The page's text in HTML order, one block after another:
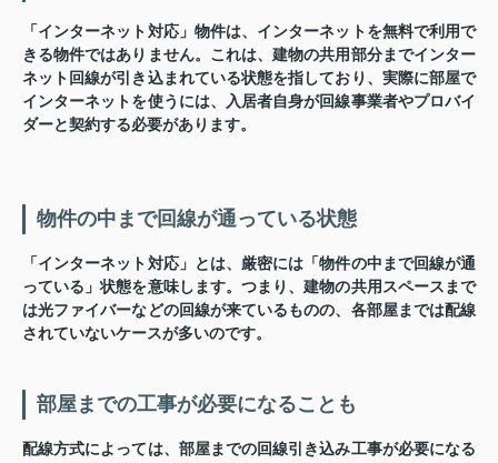
「インターネット対応」物件は、インターネットを無料で利用で
きる物件ではありません。これは、建物の共用部分までインター
ネット回線が引き込まれている状態を指しており、実際に部屋で
インターネットを使うには、入居者自身が回線事業者やプロバイ
ダーと契約する必要があります。
物件の中まで回線が通っている状態
「インターネット対応」とは、厳密には「物件の中まで回線が通
っている」状態を意味します。つまり、建物の共用スペースまで
は光ファイバーなどの回線が来ているものの、各部屋までは配線
されていないケースが多いのです。
部屋までの工事が必要になることも
配線方式によっては、部屋までの回線引き込み工事が必要になる